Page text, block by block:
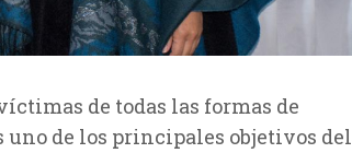
de todas las formas de
de los principales objetivos del